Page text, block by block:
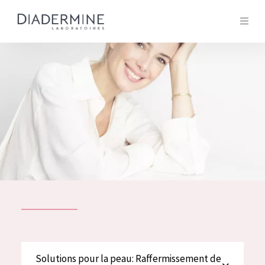
SOLUTIONS POUR LA PEAU
TOUS LES PRODUIT
Tous les Produit
ACCUEIL
Conseils Beauté
Solutions pour la peau: Raffermissement de